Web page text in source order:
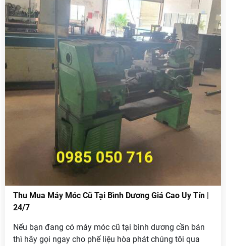
Thu Mua Máy Móc Cũ Tại Bình Dương Giá Cao Uy Tín |
24/7
Nếu bạn đang có máy móc cũ tại bình dương cần bán
thì hãy gọi ngay cho phế liệu hòa phát chúng tôi qua